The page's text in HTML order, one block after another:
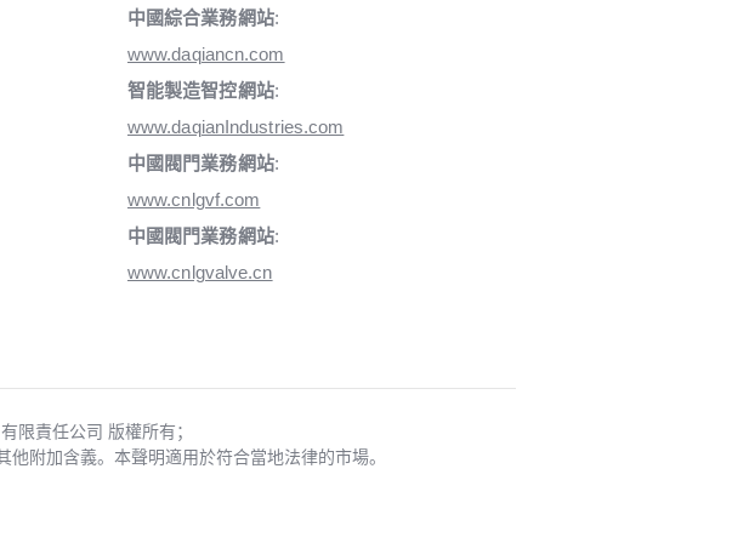
中國綜合業務網站:
www.daqiancn.com
智能製造智控網站:
www.daqianIndustries.com
中國閥門業務網站:
www.cnlgvf.com
中國閥門業務網站:
www.cnlgvalve.cn
限責任公司 版權所有；
附加含義。本聲明適用於符合當地法律的市場。